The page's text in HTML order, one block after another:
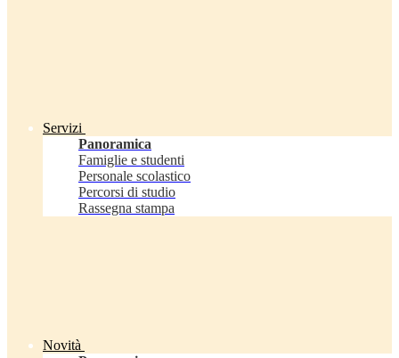
Servizi
Panoramica
Famiglie e studenti
Personale scolastico
Percorsi di studio
Rassegna stampa
Novità